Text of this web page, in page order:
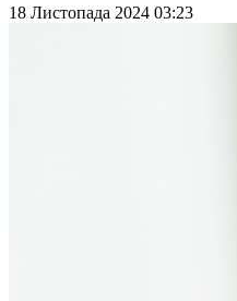
18 Листопада 2024 03:23